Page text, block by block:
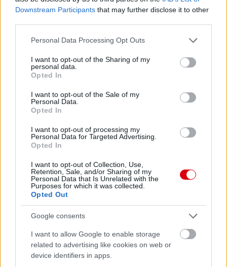
Downstream Participants that may further disclose it to other
Please note that this website/app uses one or more Google
not limited to your visit or usage behaviour. You may click to
grant or deny consent to Google and its third-party tags to
use your data for below specified purposes in below Google
consent section.
Personal Data Processing Opt Outs
I want to opt-out of the Sharing of my
personal data.
Opted In
I want to opt-out of the Sale of my
Personal Data.
Opted In
I want to opt-out of processing my
Personal Data for Targeted Advertising.
Opted In
I want to opt-out of Collection, Use,
Retention, Sale, and/or Sharing of my
Personal Data that Is Unrelated with the
Purposes for which it was collected.
Opted Out
Google consents
I want to allow Google to enable storage
related to advertising like cookies on web or
device identifiers in apps.
visszatért, mostanában annyira nem érzi a beadásokat.
Egy sem jött össze neki.